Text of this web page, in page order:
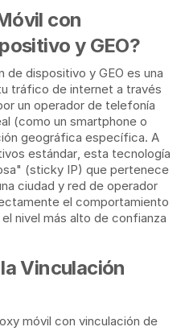
con
y GEO?
de dispositivo y GEO es una
tráfico de internet a través
un operador de telefonía
(como un smartphone o
geográfica específica. A
estándar, esta tecnología
(sticky IP) que pertenece
ciudad y red de operador
el comportamiento
nivel más alto de confianza
Vinculación
móvil con vinculación de